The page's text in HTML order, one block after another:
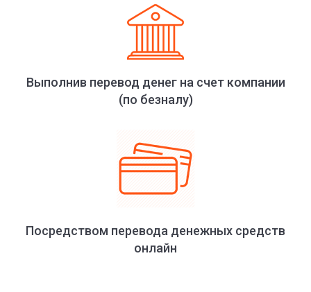
Выполнив перевод денег на счет компании
(по безналу)
Посредством перевода денежных средств
онлайн